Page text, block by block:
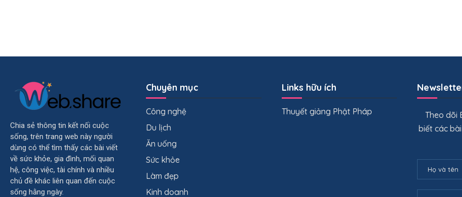
Chia sẻ thông tin kết nối cuộc
sống, trên trang web này người
dùng có thể tìm thấy các bài viết
về sức khỏe, gia đình, mối quan
hệ, công việc, tài chính và nhiều
chủ đề khác liên quan đến cuộc
sống hằng ngày.
Chuyên mục
Công nghệ
Du lịch
Ăn uống
Sức khỏe
Làm đẹp
Kinh doanh
Links hữu ích
Thuyết giảng Phật Pháp
Theo dõi
biết các